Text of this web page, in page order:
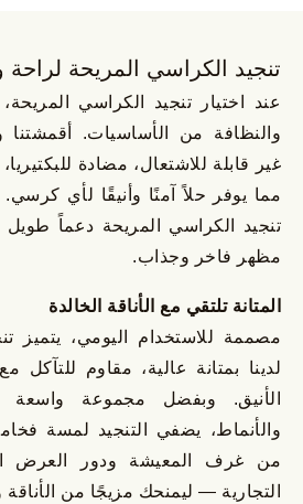
تنجيد الكراسي المريحة لراحة
عند اختيار تنجيد الكراسي المريحة،
والنظافة من الأساسيات. أقمشتنا
غير قابلة للاشتعال، مضادة
مما يوفر حلاً آمنًا وأنيقًا لأي
تنجيد الكراسي المريحة دعماً
مظهر فاخر وجذاب.
المتانة تلتقي مع الأناقة الخالدة
مصممة للاستخدام اليومي، يتميز
لدينا بمتانة عالية، مقاوم
الأنيق. وبفضل مجموعة واسعة
والأنماط، يضفي التنجيد لمسة
من غرف المعيشة ودور العرض
التجارية — ليمنحك مزيجًا من الأناقة